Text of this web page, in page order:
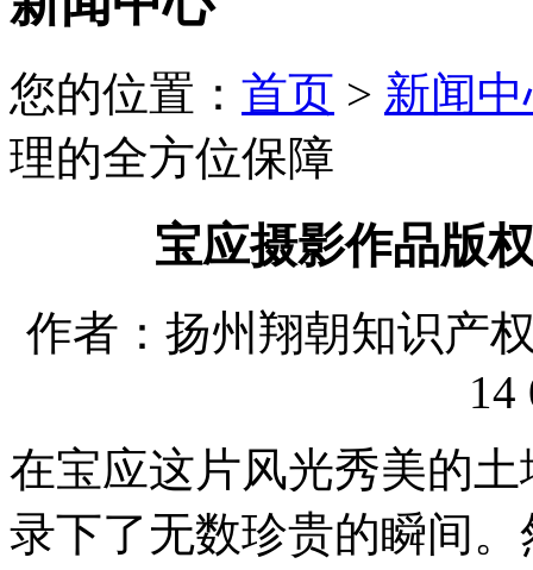
您的位置： 首页 > 新闻
理的全方位保障
宝应摄影作品版
作者：扬州翔朝知识产
14
在宝应这片风光秀美的
录下了无数珍贵的瞬间